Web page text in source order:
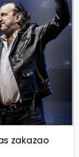
zakazao